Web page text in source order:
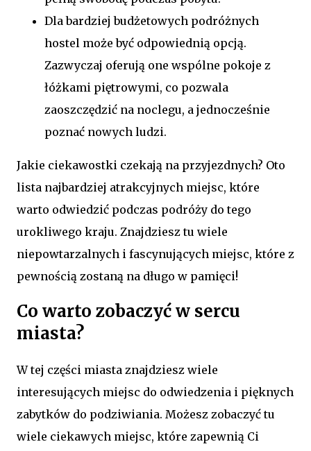
Dla bardziej budżetowych podróżnych
hostel może być odpowiednią opcją.
Zazwyczaj oferują one wspólne pokoje z
łóżkami piętrowymi, co pozwala
zaoszczędzić na noclegu, a jednocześnie
poznać nowych ludzi.
Jakie ciekawostki czekają na przyjezdnych? Oto
lista najbardziej atrakcyjnych miejsc, które
warto odwiedzić podczas podróży do tego
urokliwego kraju. Znajdziesz tu wiele
niepowtarzalnych i fascynujących miejsc, które z
pewnością zostaną na długo w pamięci!
Co warto zobaczyć w sercu
miasta?
W tej części miasta znajdziesz wiele
interesujących miejsc do odwiedzenia i pięknych
zabytków do podziwiania. Możesz zobaczyć tu
wiele ciekawych miejsc, które zapewnią Ci